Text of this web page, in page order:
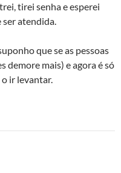
tirei senha e esperei
ser atendida.
que se as pessoas
demore mais) e agora é só
ir levantar.